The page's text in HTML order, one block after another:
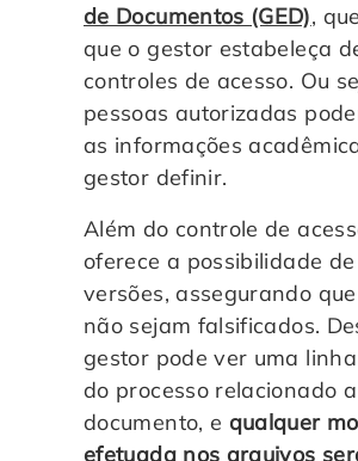
de Documentos (GED),
que o gestor estabeleça
controles de acesso. Ou
pessoas autorizadas
as informações
gestor definir.
Além do controle de
oferece a possibilidade
versões, assegurando
não sejam falsificados.
gestor pode ver uma
do processo relacionado
documento, e qualquer
efetuada nos arquivos